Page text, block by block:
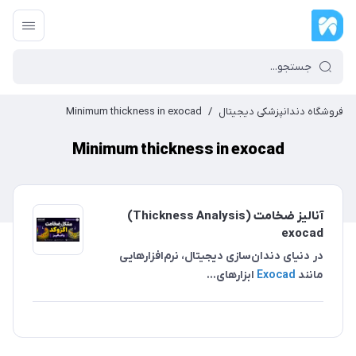
فروشگاه دندانپزشکی دیجیتال /
Minimum thickness in exocad
Minimum thickness in exocad
آنالیز ضخامت (Thickness Analysis)
exocad
در دنیای دندان‌سازی دیجیتال، نرم‌افزارهایی
مانند Exocad ابزارهای...